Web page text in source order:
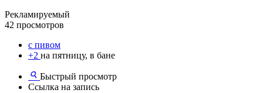
Рекламируемый
42 просмотров
с пивом
+2 на пятницу, в бане
Быстрый просмотр
Ссылка на запись